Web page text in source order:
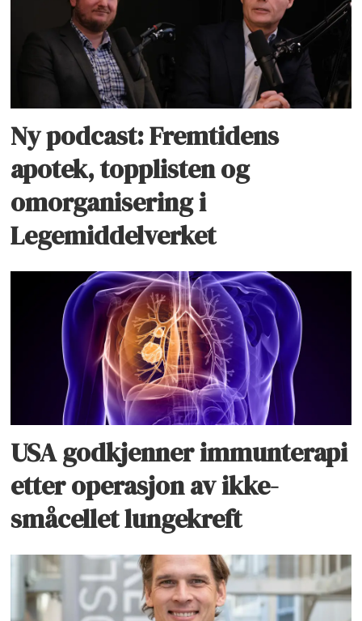
Ny podcast: Fremtidens
apotek, topplisten og
omorganisering i
Legemiddelverket
USA godkjenner immunterapi
etter operasjon av ikke-
småcellet lungekreft